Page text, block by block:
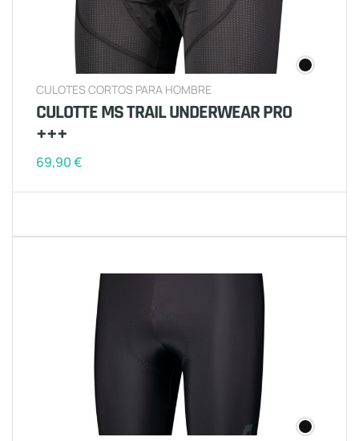
CULOTES CORTOS PARA HOMBRE
CULOTTE MS TRAIL UNDERWEAR PRO
+++
69,90€